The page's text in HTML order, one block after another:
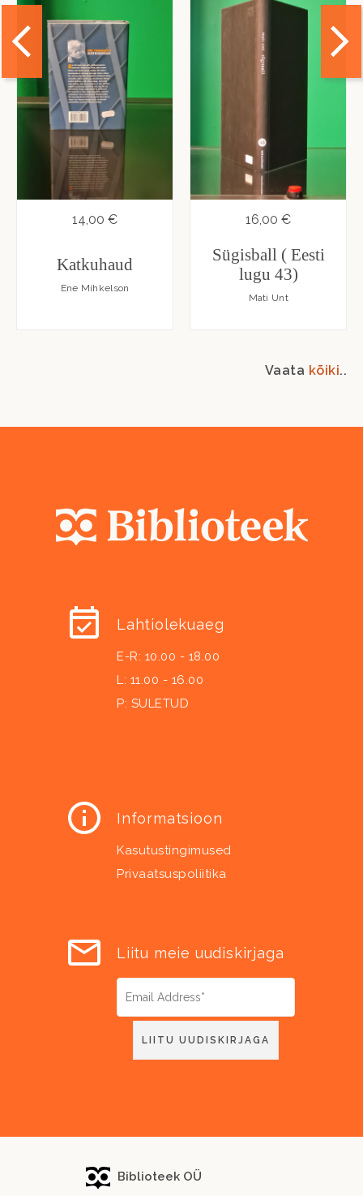
14,00 €
Katkuhaud
Ene Mihkelson
16,00 €
Sügisball ( Eesti
lugu 43)
Mati Unt
Vaata kõiki..
Lahtiolekuaeg
E-R: 10.00 - 18.00
L: 11.00 - 16.00
P: SULETUD
Informatsioon
Kasutustingimused
Privaatsuspoliitika
Liitu meie uudiskirjaga
Biblioteek OÜ